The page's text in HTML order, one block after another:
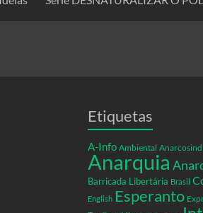
Etiquetas
A-Info Ambiental
Anarquia
Barricada Libertária Brasil
English Esperanto